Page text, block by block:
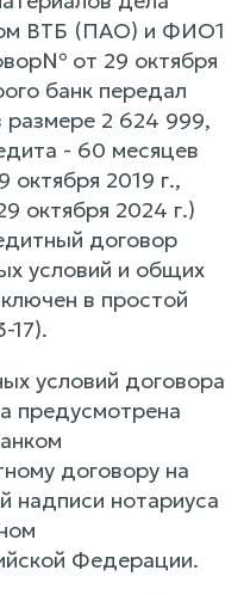
ВТБ (ПАО) и ФИО1
от 29 октября
банк передал
2 624 999,
- 60 месяцев
октября 2019 г.,
октября 2024 г.)
договор
условий и общих
в простой
17).
условий договора
предусмотрена
договору на
надписи нотариуса
Федерации.